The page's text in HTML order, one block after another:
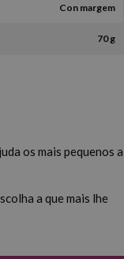
Con margem
70 g
os mais pequenos a
a que mais lhe